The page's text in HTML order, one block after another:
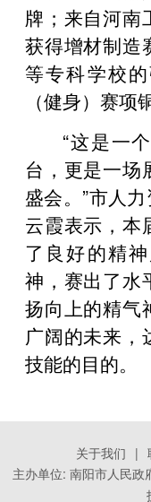
牌；来自河南
获得增材制造
等专科学校
（健身）赛项
“这是一
台，更是一场
盛会。”市人
云霞表示，本
了良好的精
神，赛出了水
扬向上的精气
广阔的未来，
技能的目的。
关于我们 |
主办单位: 南阳市人民